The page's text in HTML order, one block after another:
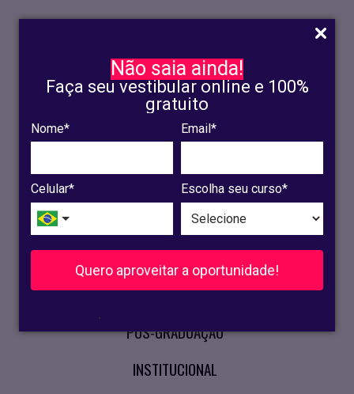
Não saia ainda!
Faça seu vestibular online e 100%
gratuito
Nome* Email*
Celular* Escolha seu curso*
Quero aproveitar a oportunidade!
.
INSCRIÇÃO
OLINDA
RECIFE
VESTIBULAR
CURSOS PRESENCIAIS
PÓS-GRADUAÇÃO
INSTITUCIONAL